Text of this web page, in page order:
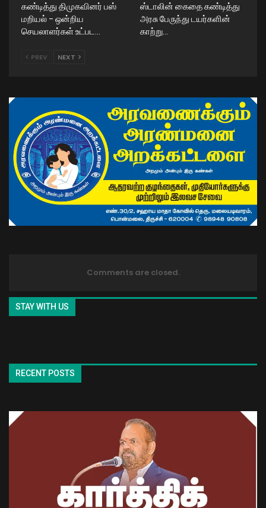
கண்டித்து திமுகவினர் பஸ்
மறியல் – ஒன்றிய
செயலாளர்கள் உட்பட…
ஸ்டாலின் கைதை கண்டித்து
அரசு பேருந்து டயர்களின்
காற்று…
PREV NEXT
Comments are closed.
STAY WITH US
RECENT POSTS